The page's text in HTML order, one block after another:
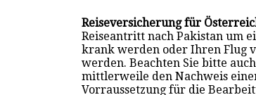
Reiseversicherung für
Reiseantritt nach Pakistan um
krank werden oder Ihren Flug
werden. Beachten Sie bitte
mittlerweile den Nachweis
Vorraussetzung für die